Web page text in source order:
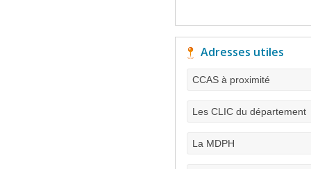
Adresses utiles
CCAS à proximité
Les CLIC du département
La MDPH